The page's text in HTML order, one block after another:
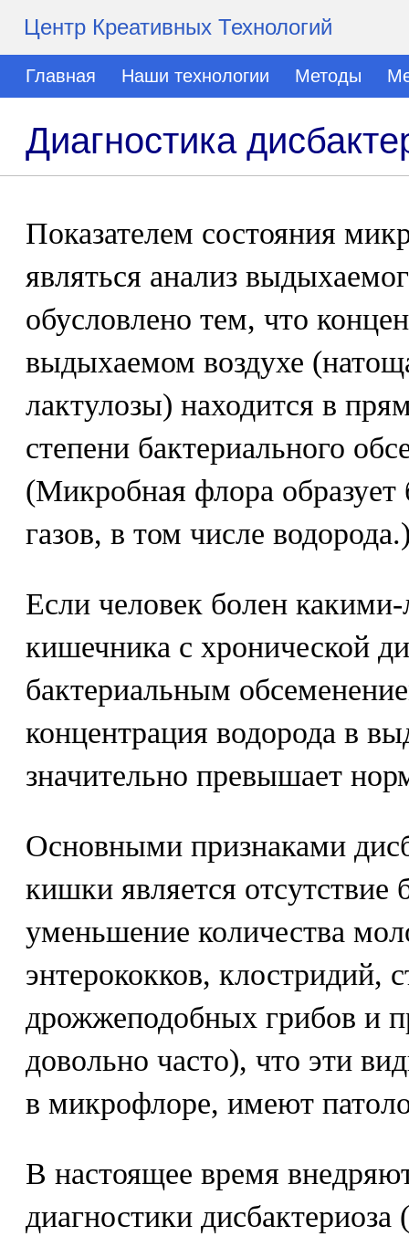
Центр Креативных Технологий
Главная Наши технологии Методы
Диагностика
Показателем состояния
являться анализ
обусловлено тем, что
выдыхаемом воздухе
лактулозы) находится в
степени бактериального
(Микробная флора образует
газов, в том числе
Если человек болен
кишечника с хронической
бактериальным
концентрация водорода в
значительно превышает
Основными признаками
кишки является отсутствие
уменьшение количества
энтерококков, клостридий,
дрожжеподобных грибов и
довольно часто), что эти
в микрофлоре, имеют
В настоящее время
диагностики дисбактериоза